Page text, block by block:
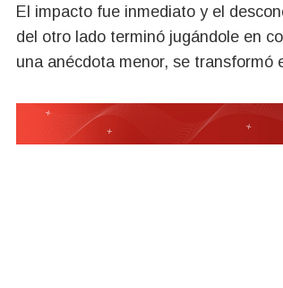
El impacto fue inmediato y el
del otro lado terminó jugándole en
una anécdota menor, se transformó